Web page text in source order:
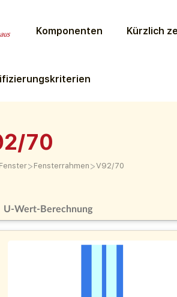
Komponenten Kürzlich
70
Fenster> Fensterrahmen >V92/70
U-Wert-Berechnung